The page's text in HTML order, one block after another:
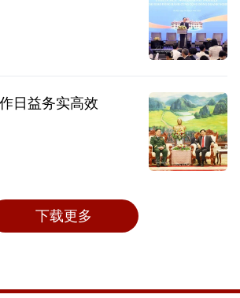
日益务实高效
下载更多